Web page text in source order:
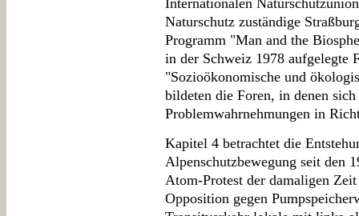
Internationalen
Naturschutz zuständige
Programm "Man and the
in der Schweiz 1978 aufgelegte
"Sozioökonomische und
bildeten die Foren, in denen
Problemwahrnehmungen in
Kapitel 4 betrachtet die
Alpenschutzbewegung seit den
Atom-Protest der damaligen
Opposition gegen